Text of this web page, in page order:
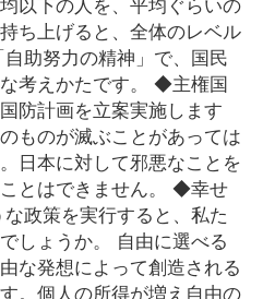
ち上げると、全体のレベル
助努力の精神」で、国民
考えかたです。 ◆主権国
防計画を立案実施します
ものが滅ぶことがあっては
日本に対して邪悪なことを
とはできません。 ◆幸せ
政策を実行すると、私た
しょうか。 自由に選べる
な発想によって創造される
。個人の所得が増え自由の